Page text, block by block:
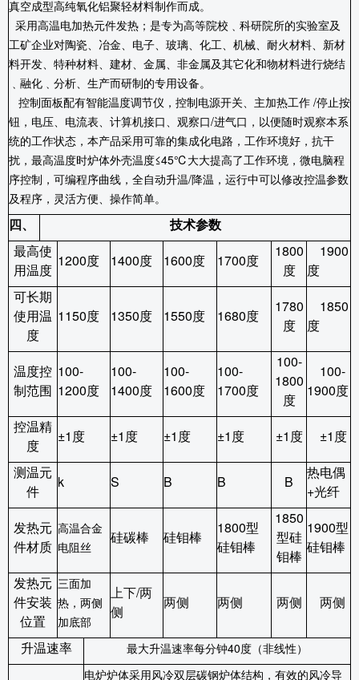
真空成型高纯氧化铝聚轻材料制作而成。
采用高温电加热元件发热；是专为高等院校﹑科研院所的实验室及
工矿企业对陶瓷、冶金、电子、玻璃、化工、机械、耐火材料、新材
料开发、特种材料、建材、金属、非金属及其它化和物材料进行烧结
﹑融化﹑分析、生产而研制的专用设备。
控制面板配有智能温度调节仪，控制电源开关、主加热工作 /停止按
钮，电压、电流表、计算机接口、观察口/进气口，以便随时观察本系
统的工作状态，本产品采用可靠的集成化电路，工作环境好，抗干
扰，最高温度时炉体外壳温度≤45℃大大提高了工作环境，微电脑程
序控制，可编程序曲线，全自动升温/降温，运行中可以修改控温参数
及程序，灵活方便、操作简单。
四、
技术参数
最高使
用温度
1200度 1400度 1600度 1700度
1800
度
1900
度
可长期
使用温
度
1150度 1350度 1550度 1680度
1780
度
1850
度
温度控
制范围
100-
1200度
100-
1400度
100-
1600度
100-
1700度
100-
1800
度
100-
1900度
控温精
度
±1度 ±1度 ±1度 ±1度 ±1度 ±1度
测温元
件
k S B B B
热电偶
+光纤
发热元
件材质
高温合金
电阻丝
硅碳棒 硅钼棒
1800型
硅钼棒
1850
型硅
钼棒
1900型
硅钼棒
发热元
件安装
位置
三面加
热，两侧
加底部
上下/两
侧
两侧 两侧 两侧 两侧
升温速率 最大升温速率每分钟40度（非线性）
电炉炉体采用风冷双层碳钢炉体结构，有效的风冷导